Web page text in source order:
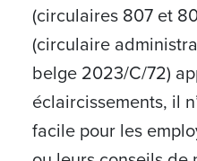
(circulaires 807 et
(circulaire
belge 2023/C/72)
éclaircissements, il
facile pour les